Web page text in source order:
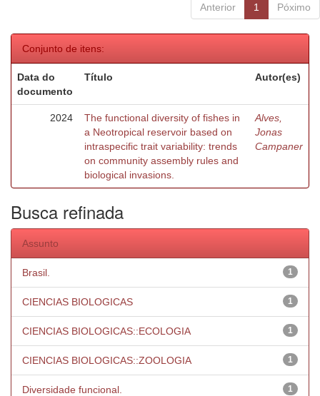
Anterior 1 Póximo
Conjunto de itens:
Data do
documento
Título Autor(es)
2024
The functional diversity of fishes in
a Neotropical reservoir based on
intraspecific trait variability: trends
on community assembly rules and
biological invasions.
Alves,
Jonas
Campaner
Busca refinada
Assunto
1
Brasil.
1
CIENCIAS BIOLOGICAS
1
CIENCIAS BIOLOGICAS::ECOLOGIA
1
CIENCIAS BIOLOGICAS::ZOOLOGIA
1
Diversidade funcional.